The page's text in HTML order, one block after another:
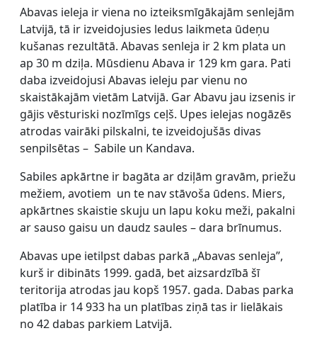
Abavas ieleja ir viena no izteiksmīgākajām senlejām
Latvijā, tā ir izveidojusies ledus laikmeta ūdeņu
kušanas rezultātā. Abavas senleja ir 2 km plata un
ap 30 m dziļa. Mūsdienu Abava ir 129 km gara. Pati
daba izveidojusi Abavas ieleju par vienu no
skaistākajām vietām Latvijā. Gar Abavu jau izsenis ir
gājis vēsturiski nozīmīgs ceļš. Upes ielejas nogāzēs
atrodas vairāki pilskalni, te izveidojušās divas
senpilsētas – Sabile un Kandava.
Sabiles apkārtne ir bagāta ar dziļām gravām, priežu
mežiem, avotiem un te nav stāvoša ūdens. Miers,
apkārtnes skaistie skuju un lapu koku meži, pakalni
ar sauso gaisu un daudz saules – dara brīnumus.
Abavas upe ietilpst dabas parkā „Abavas senleja”,
kurš ir dibināts 1999. gadā, bet aizsardzībā šī
teritorija atrodas jau kopš 1957. gada. Dabas parka
platība ir 14 933 ha un platības ziņā tas ir lielākais
no 42 dabas parkiem Latvijā.